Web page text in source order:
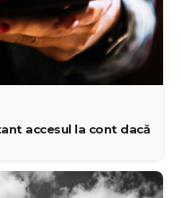
accesul la cont dacă